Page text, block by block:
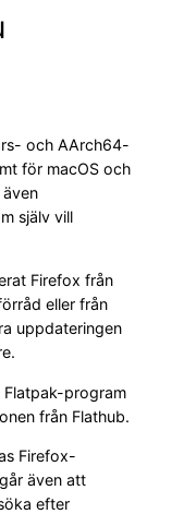
och AArch64-
för macOS och
själv vill
Firefox från
eller från
uppdateringen
Flatpak-program
från Flathub.
Firefox-
även att
efter